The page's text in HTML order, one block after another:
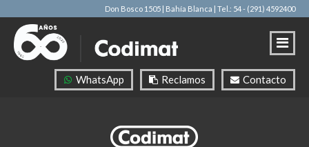
Don Bosco 1505 | Bahía Blanca | Tel.: 54 - (291) 4592400
WhatsApp Reclamos Contacto